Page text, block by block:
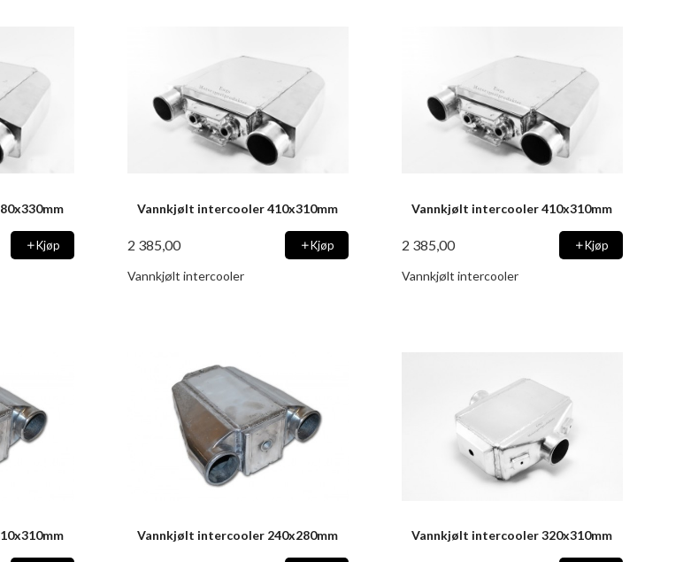
Kjøp
Vannkjølt intercooler 410x310mm
2 385,00 Kjøp
Vannkjølt intercooler
Vannkjølt intercooler 410x310mm
2 385,00 Kjøp
Vannkjølt intercooler
Vannkjølt intercooler 240x280mm Vannkjølt intercooler 320x310mm